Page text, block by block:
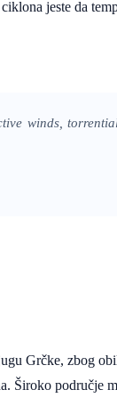
jeste da
winds,
Grčke, zbog
Široko područje